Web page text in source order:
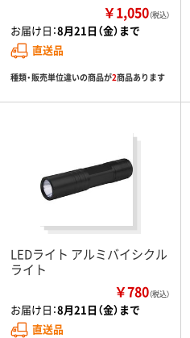
￥1,050（税込）
お届け日：8月21日（金）まで
直送品
種類・販売単位違いの商品が2商品あります
LEDライト アルミバイシクル
ライト
￥780（税込）
お届け日：8月21日（金）まで
直送品